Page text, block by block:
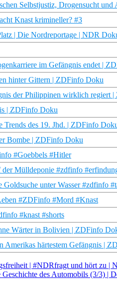
Selbstjustiz, Drogensucht
Knast krimineller? #3
| Die Nordreportage | NDR
im Gefängnis endet |
hinter Gittern | ZDFinfo Doku
der Philippinen wirklich regiert
| ZDFinfo Doku
Trends des 19. Jhd. | ZDFinfo
Bombe | ZDFinfo Doku
#Goebbels #Hitler
Mülldeponie #zdfinfo
unter Wasser #zdfinfo
#ZDFinfo #Mord #Knast
#knast #shorts
Wärter in Bolivien | ZDFinfo
härtestem Gefängnis |
| #NDRfragt und hört zu |
Geschichte des Automobils (3/3) |